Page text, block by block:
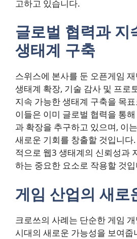
고하고 있습니다.
글로벌 협력과 지
생태계 구축
스위스에 본사를 둔 오픈게임
생태계 확장, 기술 감사 및 프로
지속 가능한 생태계 구축을 목
이들은 이미 글로벌 협력을 통
과 확장을 추구하고 있으며, 이
새로운 기회를 창출할 것입니다
적으로 웹3 생태계의 신뢰성과
하는 중요한 요소로 작용할 것
게임 산업의 새로
크로쓰의 사례는 단순한 게임
시대의 새로운 가능성을 보여